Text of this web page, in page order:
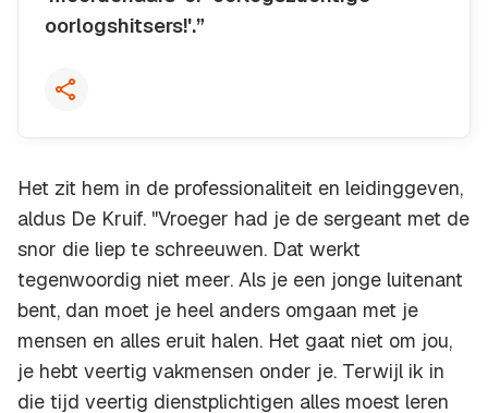
oorlogshitsers!'.”
Kopieer quote
Het zit hem in de professionaliteit en leidinggeven,
aldus De Kruif. "Vroeger had je de sergeant met de
snor die liep te schreeuwen. Dat werkt
tegenwoordig niet meer. Als je een jonge luitenant
bent, dan moet je heel anders omgaan met je
mensen en alles eruit halen. Het gaat niet om jou,
je hebt veertig vakmensen onder je. Terwijl ik in
die tijd veertig dienstplichtigen alles moest leren